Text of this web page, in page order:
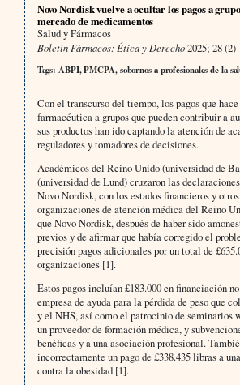
Novo Nordisk vuelve a ocultar los pagos a
mercado de medicamentos
Salud y Fármacos
Boletín Fármacos: Ética y Derecho2025; 28 (2)
Tags: ABPI, PMCPA, sobornos a profesionales de la
Con el transcurso del tiempo, los pagos que
farmacéutica a grupos que pueden contribuir a
sus productos han ido captando la atención de
reguladores y tomadores de decisiones.
Académicos del Reino Unido (universidad de
(universidad de Lund) cruzaron las
Novo Nordisk, con los estados financieros y
organizaciones de atención médica del Reino
que Novo Nordisk, después de haber sido
previos y de afirmar que había corregido el
precisión pagos adicionales por un total de
organizaciones [1].
Estos pagos incluían £183.000 en financiación
empresa de ayuda para la pérdida de peso que
y el NHS, así como el patrocinio de seminarios
un proveedor de formación médica, y
benéficas y a una asociación profesional.
incorrectamente un pago de £338.435 libras a
contra la obesidad [1].